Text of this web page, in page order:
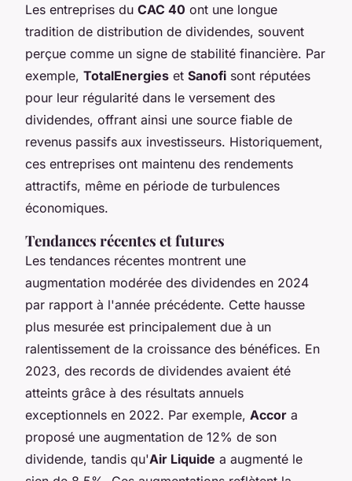
Les entreprises du CAC 40 ont une longue
tradition de distribution de dividendes, souvent
perçue comme un signe de stabilité financière. Par
exemple, TotalEnergies et Sanofi sont réputées
pour leur régularité dans le versement des
dividendes, offrant ainsi une source fiable de
revenus passifs aux investisseurs. Historiquement,
ces entreprises ont maintenu des rendements
attractifs, même en période de turbulences
économiques.
Tendances récentes et futures
Les tendances récentes montrent une
augmentation modérée des dividendes en 2024
par rapport à l'année précédente. Cette hausse
plus mesurée est principalement due à un
ralentissement de la croissance des bénéfices. En
2023, des records de dividendes avaient été
atteints grâce à des résultats annuels
exceptionnels en 2022. Par exemple, Accor a
proposé une augmentation de 12% de son
dividende, tandis qu'Air Liquide a augmenté le